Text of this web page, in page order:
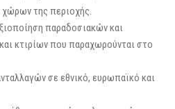
χώρων της περιοχής.
παραδοσιακών και
κτιρίων που παραχωρούνται στο
σε εθνικό, ευρωπαϊκό και